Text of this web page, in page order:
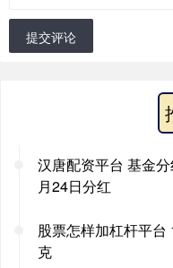
提交评论
汉唐配资平台 基金
月24日分红
股票怎样加杠杆平
克